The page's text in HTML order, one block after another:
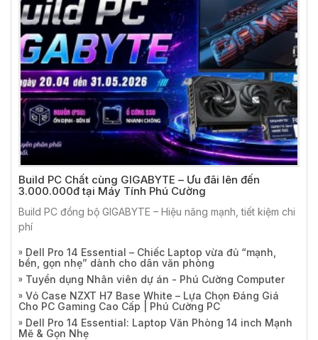
Build PC Chất cùng GIGABYTE – Ưu đãi lên đến
3.000.000đ tại Máy Tính Phú Cường
Build PC đồng bộ GIGABYTE – Hiệu năng mạnh, tiết kiệm chi
phí
Dell Pro 14 Essential – Chiếc Laptop vừa đủ “mạnh,
bền, gọn nhẹ” dành cho dân văn phòng
Tuyển dụng Nhân viên dự án - Phú Cường Computer
Vỏ Case NZXT H7 Base White – Lựa Chọn Đáng Giá
Cho PC Gaming Cao Cấp | Phú Cường PC
Dell Pro 14 Essential: Laptop Văn Phòng 14 inch Mạnh
Mẽ & Gọn Nhẹ